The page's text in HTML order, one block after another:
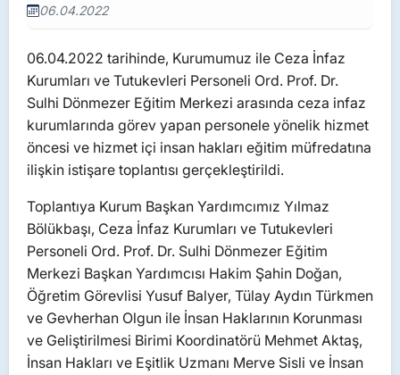
06.04.2022
06.04.2022 tarihinde, Kurumumuz ile Ceza İnfaz
Kurumları ve Tutukevleri Personeli Ord. Prof. Dr.
Sulhi Dönmezer Eğitim Merkezi arasında ceza infaz
kurumlarında görev yapan personele yönelik hizmet
öncesi ve hizmet içi insan hakları eğitim müfredatına
ilişkin istişare toplantısı gerçekleştirildi.
Toplantıya Kurum Başkan Yardımcımız Yılmaz
Bölükbaşı, Ceza İnfaz Kurumları ve Tutukevleri
Personeli Ord. Prof. Dr. Sulhi Dönmezer Eğitim
Merkezi Başkan Yardımcısı Hakim Şahin Doğan,
Öğretim Görevlisi Yusuf Balyer, Tülay Aydın Türkmen
ve Gevherhan Olgun ile İnsan Haklarının Korunması
ve Geliştirilmesi Birimi Koordinatörü Mehmet Aktaş,
İnsan Hakları ve Eşitlik Uzmanı Merve Sisli ve İnsan